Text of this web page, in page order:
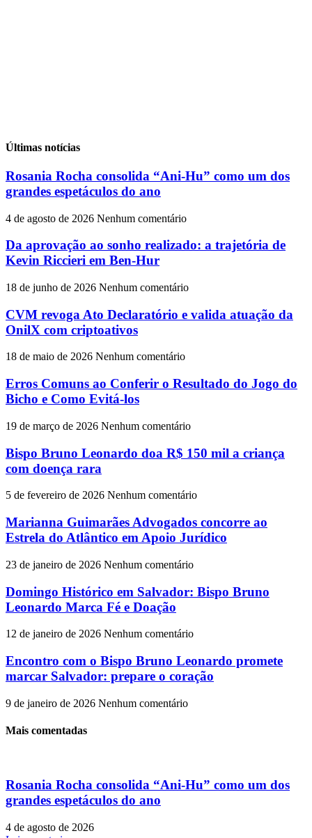
Últimas notícias
Rosania Rocha consolida “Ani-Hu” como um dos
grandes espetáculos do ano
4 de agosto de 2026 Nenhum comentário
Da aprovação ao sonho realizado: a trajetória de
Kevin Riccieri em Ben-Hur
18 de junho de 2026 Nenhum comentário
CVM revoga Ato Declaratório e valida atuação da
OnilX com criptoativos
18 de maio de 2026 Nenhum comentário
Erros Comuns ao Conferir o Resultado do Jogo do
Bicho e Como Evitá-los
19 de março de 2026 Nenhum comentário
Bispo Bruno Leonardo doa R$ 150 mil a criança
com doença rara
5 de fevereiro de 2026 Nenhum comentário
Marianna Guimarães Advogados concorre ao
Estrela do Atlântico em Apoio Jurídico
23 de janeiro de 2026 Nenhum comentário
Domingo Histórico em Salvador: Bispo Bruno
Leonardo Marca Fé e Doação
12 de janeiro de 2026 Nenhum comentário
Encontro com o Bispo Bruno Leonardo promete
marcar Salvador: prepare o coração
9 de janeiro de 2026 Nenhum comentário
Mais comentadas
Rosania Rocha consolida “Ani-Hu” como um dos
grandes espetáculos do ano
4 de agosto de 2026